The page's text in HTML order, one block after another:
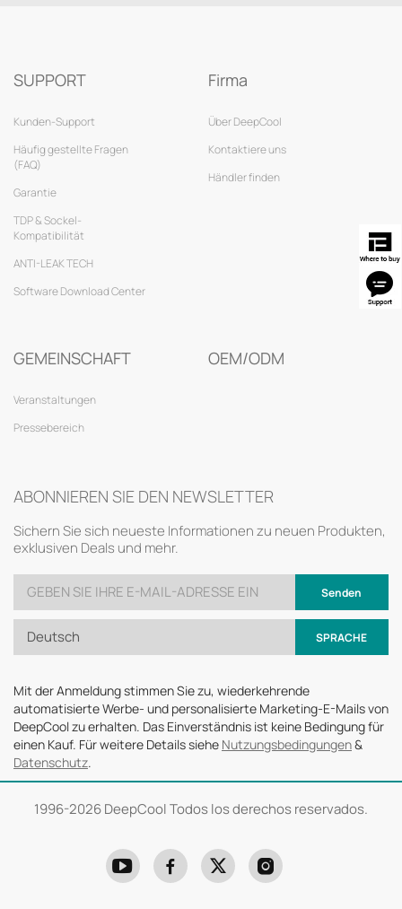
SUPPORT
Kunden-Support
Häufig gestellte Fragen
(FAQ)
Garantie
TDP & Sockel-
Kompatibilität
ANTI-LEAK TECH
Software Download Center
Firma
Über DeepCool
Kontaktiere uns
Händler finden
GEMEINSCHAFT
Veranstaltungen
Pressebereich
OEM/ODM
ABONNIEREN SIE DEN NEWSLETTER
Sichern Sie sich neueste Informationen zu neuen Produkten,
exklusiven Deals und mehr.
Senden
Deutsch SPRACHE
Mit der Anmeldung stimmen Sie zu, wiederkehrende
automatisierte Werbe- und personalisierte Marketing-E-Mails von
DeepCool zu erhalten. Das Einverständnis ist keine Bedingung für
einen Kauf. Für weitere Details siehe Nutzungsbedingungen&
Datenschutz.
1996-2026 DeepCool Todos los derechos reservados.